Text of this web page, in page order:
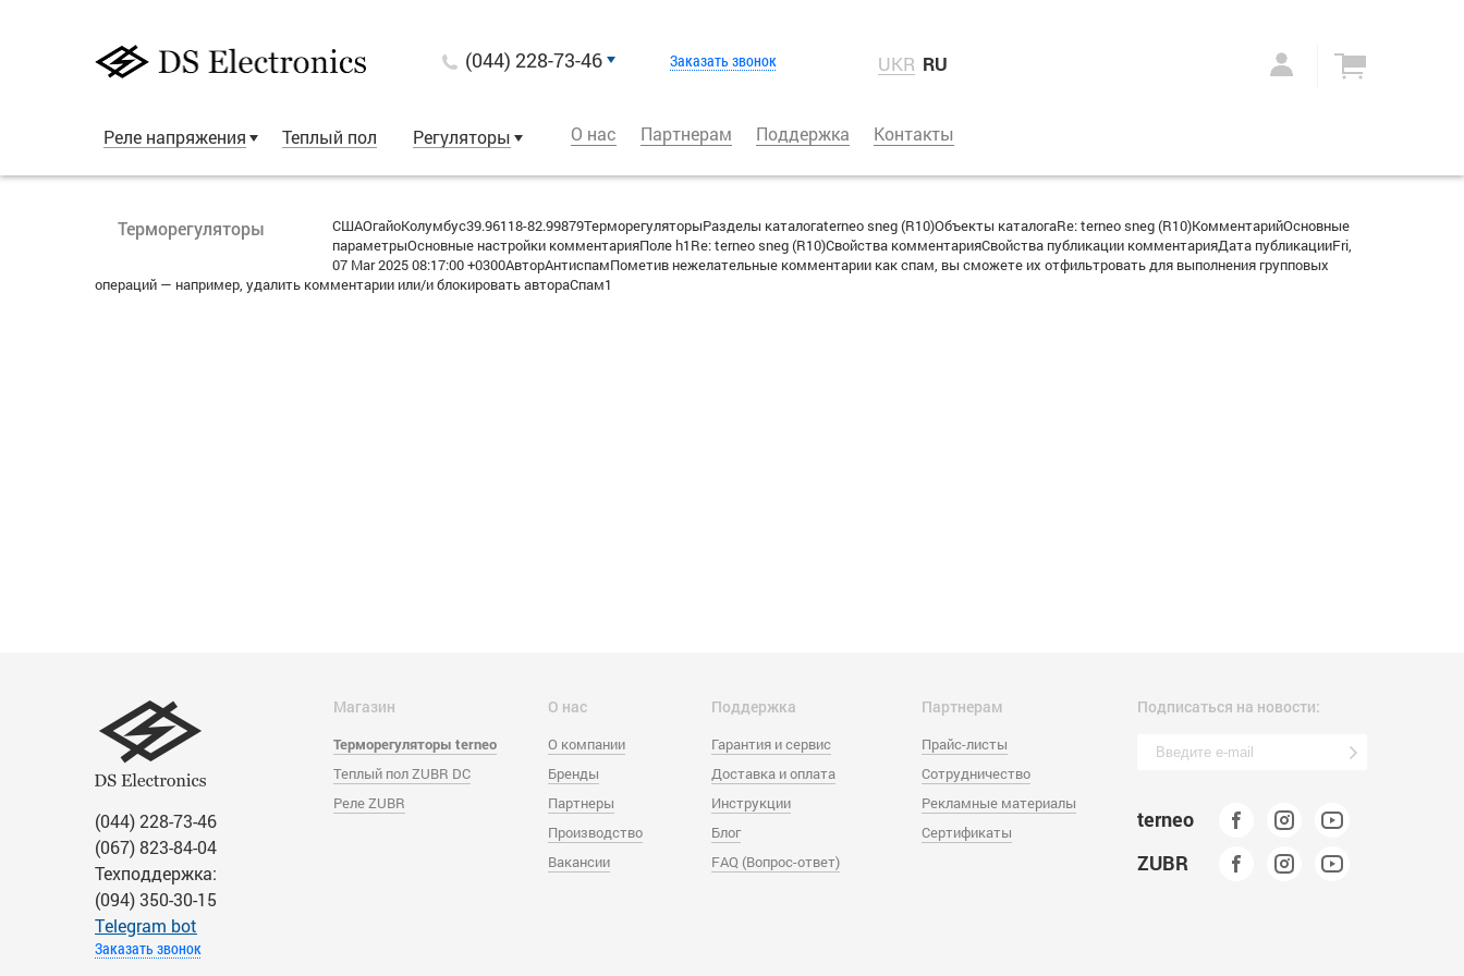
(044) 228-73-46 Заказать звонок UKR RU
Реле напряжения Теплый пол Регуляторы О нас Партнерам Поддержка Контакты
Терморегуляторы
СШАОгайоКолумбус39.96118-82.99879ТерморегуляторыРазделы каталогаterneo sneg (R10)Объекты каталогаRe: terneo sneg (R10)КомментарийОсновные
параметрыОсновные настройки комментарияПоле h1Re: terneo sneg (R10)Свойства комментарияСвойства публикации комментарияДата публикацииFri,
07 Mar 2025 08:17:00 +0300АвторАнтиспамПометив нежелательные комментарии как спам, вы сможете их отфильтровать для выполнения групповых
операций — например, удалить комментарии или/и блокировать автораСпам1
(044) 228-73-46
(067) 823-84-04
Техподдержка:
(094) 350-30-15
Тelegram bot
Заказать звонок
Магазин
Терморегуляторы terneo
Теплый пол ZUBR DC
Реле ZUBR
О нас
О компании
Бренды
Партнеры
Производство
Вакансии
Поддержка
Гарантия и сервис
Доставка и оплата
Инструкции
Блог
FAQ (Вопрос-ответ)
Партнерам
Прайс-листы
Сотрудничество
Рекламные материалы
Сертификаты
Подписаться на новости:
terneo
ZUBR